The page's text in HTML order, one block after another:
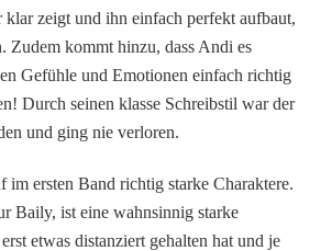
klar zeigt und ihn einfach perfekt aufbaut,
Zudem kommt hinzu, dass Andi es
Gefühle und Emotionen einfach richtig
Durch seinen klasse Schreibstil war der
und ging nie verloren.
im ersten Band richtig starke Charaktere.
Baily, ist eine wahnsinnig starke
etwas distanziert gehalten hat und je